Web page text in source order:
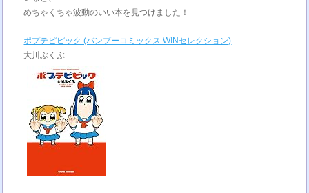
めちゃくちゃ波動のいい本を見つけました！
ポプテピピック (バンブーコミックス WINセレクション)
大川ぶくぶ